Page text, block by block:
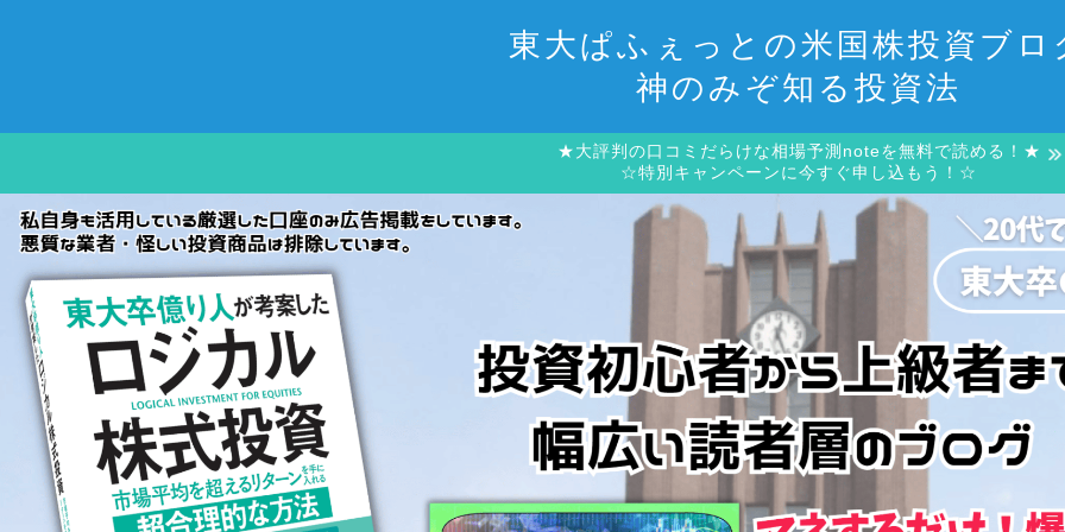
東大ぱふぇっとの米国株投資ブロ
神のみぞ知る投資法
★大評判の口コミだらけな相場予測noteを無料で読める！★
☆特別キャンペーンに今すぐ申し込もう！☆